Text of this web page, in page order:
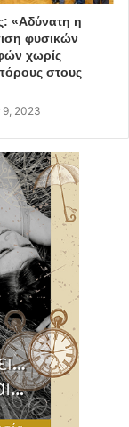
«Αδύνατη η
φυσικών
χωρίς
στους
9, 2023